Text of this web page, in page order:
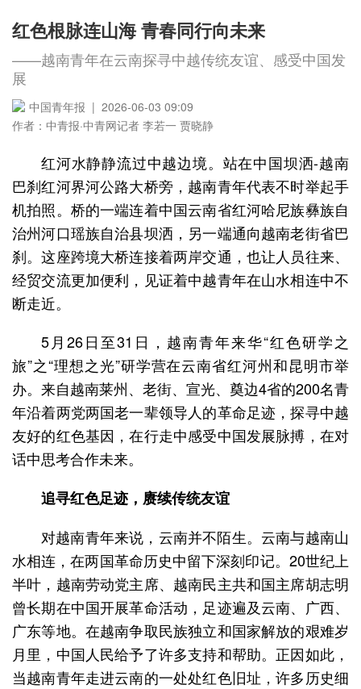
红色根脉连山海 青春同行向未来
——越南青年在云南探寻中越传统友谊、感受中国发
展
中国青年报 | 2026-06-03 09:09
作者：中青报·中青网记者 李若一 贾晓静
红河水静静流过中越边境。站在中国坝洒-越南
巴刹红河界河公路大桥旁，越南青年代表不时举起手
机拍照。桥的一端连着中国云南省红河哈尼族彝族自
治州河口瑶族自治县坝洒，另一端通向越南老街省巴
刹。这座跨境大桥连接着两岸交通，也让人员往来、
经贸交流更加便利，见证着中越青年在山水相连中不
断走近。
5月26日至31日，越南青年来华“红色研学之
旅”之“理想之光”研学营在云南省红河州和昆明市举
办。来自越南莱州、老街、宣光、奠边4省的200名青
年沿着两党两国老一辈领导人的革命足迹，探寻中越
友好的红色基因，在行走中感受中国发展脉搏，在对
话中思考合作未来。
追寻红色足迹，赓续传统友谊
对越南青年来说，云南并不陌生。云南与越南山
水相连，在两国革命历史中留下深刻印记。20世纪上
半叶，越南劳动党主席、越南民主共和国主席胡志明
曾长期在中国开展革命活动，足迹遍及云南、广西、
广东等地。在越南争取民族独立和国家解放的艰难岁
月里，中国人民给予了许多支持和帮助。正因如此，
当越南青年走进云南的一处处红色旧址，许多历史细